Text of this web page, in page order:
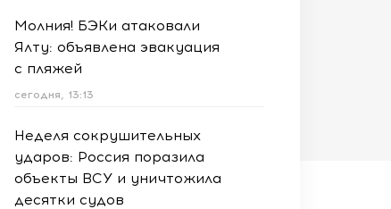
Молния! БЭКи атаковали
Ялту: объявлена эвакуация
с пляжей
сегодня, 13:13
Неделя сокрушительных
ударов: Россия поразила
объекты ВСУ и уничтожила
десятки судов